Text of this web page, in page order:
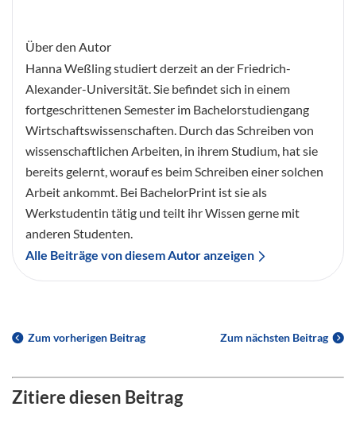
Über den Autor
Hanna Weßling studiert derzeit an der Friedrich-
Alexander-Universität. Sie befindet sich in einem
fortgeschrittenen Semester im Bachelorstudiengang
Wirtschaftswissenschaften. Durch das Schreiben von
wissenschaftlichen Arbeiten, in ihrem Studium, hat sie
bereits gelernt, worauf es beim Schreiben einer solchen
Arbeit ankommt. Bei BachelorPrint ist sie als
Werkstudentin tätig und teilt ihr Wissen gerne mit
anderen Studenten.
Alle Beiträge von diesem Autor anzeigen
Zum vorherigen Beitrag Zum nächsten Beitrag
Zitiere diesen Beitrag